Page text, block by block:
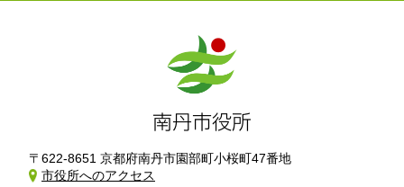
〒622-8651 京都府南丹市園部町小桜町47番地
市役所へのアクセス